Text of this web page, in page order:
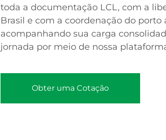
toda a documentação LCL, com a
Brasil e com a coordenação do porto
acompanhando sua carga
jornada por meio de nossa
Obter uma Cotação